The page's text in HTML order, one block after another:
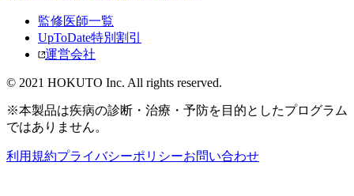
監修医師一覧
UpToDate特別割引
運営会社
© 2021 HOKUTO Inc. All rights reserved.
※本製品は疾病の診断・治療・予防を目的としたプログラム
ではありません。
利用規約プライバシーポリシーお問い合わせ